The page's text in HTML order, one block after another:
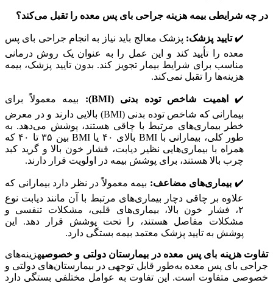
در چه شرایطی بیمه هزینه جراحی بای پس معده را تقبل می‌کند؟
✔️تایید پزشک: پزشک معالج باید نیاز به انجام جراحی بای پس
معده را تأیید کند و این عمل را به عنوان یک روش درمانی
مناسب برای شرایط بیمار تجویز کند. بدون تایید پزشک، بیمه
هزینه‌ها را تقبل نمی‌کند.
✔️ اهمیت شاخص توده بدنی (BMI):
بیمه معمولاً برای
بیمارانی که شاخص توده بدنی (BMI) بالایی دارند و در معرض
خطر بیماری‌های مرتبط با چاقی هستند، پوشش می‌دهد. به
طور کلی، بیمارانی با BMI بالای ۴۰ یا BMI بین ۳۵ تا ۴۰ که
همراه با بیماری‌هایی نظیر دیابت، فشار خون بالا و گرید کبد
چرب بالا هستند، برای پوشش بیمه در اولویت قرار دارند.
✔️ بیماری‌های مضاعف: بیمه معمولاً در نظر دارد بیمارانی که
علاوه بر چاقی دچار بیماری‌های مرتبط با آن مانند دیابت نوع
۲، فشار خون بالا، بیماری‌های قلبی، مشکلات تنفسی و
مشکلات مفاصل هستند، را تحت پوشش قرار دهد. این
پوشش به تایید پزشک معتمد بیمه بستگی دارد.
تفاوت هزینه بای پس معده در بیمارستان دولتی و خصوصیهزینه‌های
جراحی بای پس معده به‌طور قابل توجهی در بیمارستان‌های دولتی و
خصوصی متفاوت است. این تفاوت به عوامل مختلفی بستگی دارد